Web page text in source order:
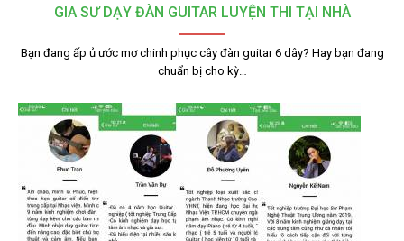
GIA SƯ DẠY ĐÀN GUITAR LUYỆN THI TẠI NHÀ
Bạn đang ấp ủ ước mơ chinh phục cây đàn guitar 6 dây? Hay bạn đang
chuẩn bị cho kỳ…